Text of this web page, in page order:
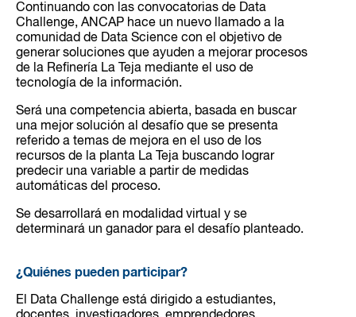
Continuando con las convocatorias de Data
Challenge, ANCAP hace un nuevo llamado a la
comunidad de Data Science con el objetivo de
generar soluciones que ayuden a mejorar procesos
de la Refinería La Teja mediante el uso de
tecnología de la información.
Será una competencia abierta, basada en buscar
una mejor solución al desafío que se presenta
referido a temas de mejora en el uso de los
recursos de la planta La Teja buscando lograr
predecir una variable a partir de medidas
automáticas del proceso.
Se desarrollará en modalidad virtual y se
determinará un ganador para el desafío planteado.
¿Quiénes pueden participar?
El Data Challenge está dirigido a estudiantes,